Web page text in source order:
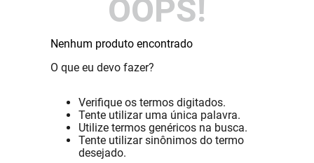
OOPS!
Nenhum produto encontrado
O que eu devo fazer?
Verifique os termos digitados.
Tente utilizar uma única palavra.
Utilize termos genéricos na busca.
Tente utilizar sinônimos do termo
desejado.
Fralda G
Shampoo
Absorvente
Vitamina D
Lavitan